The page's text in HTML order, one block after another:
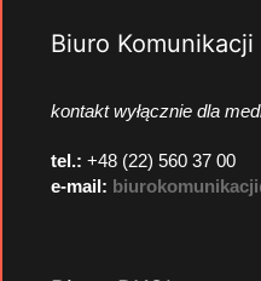
Biuro Komunikacji
kontakt wyłącznie dla
tel.: +48 (22) 560 37 00
e-mail: